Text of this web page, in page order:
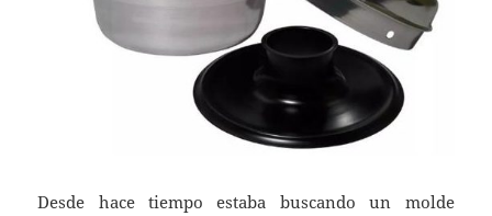
Desde hace tiempo estaba buscando un molde